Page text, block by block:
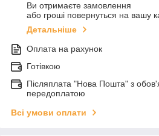
Ви отримаєте замовлення
або гроші повернуться на вашу
Детальніше
Оплата на рахунок
Готівкою
Післяплата "Нова Пошта" з
передоплатою
Всі умови оплати